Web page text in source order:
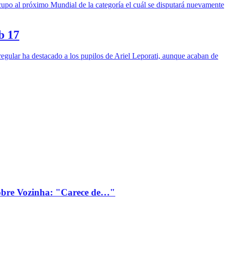
al próximo Mundial de la categoría el cuál se disputará nuevamente
17
ha destacado a los pupilos de Ariel Leporati, aunque acaban de
Vozinha: "Carece de…"